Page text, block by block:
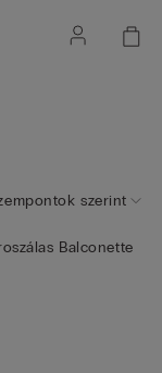
szerint
Balconette